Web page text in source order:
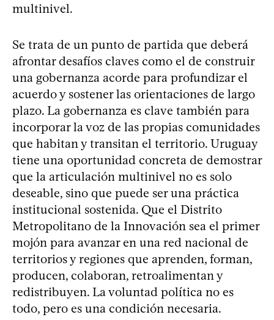
multinivel.
Se trata de un punto de partida que deberá
afrontar desafíos claves como el de construir
una gobernanza acorde para profundizar el
acuerdo y sostener las orientaciones de largo
plazo. La gobernanza es clave también para
incorporar la voz de las propias comunidades
que habitan y transitan el territorio. Uruguay
tiene una oportunidad concreta de demostrar
que la articulación multinivel no es solo
deseable, sino que puede ser una práctica
institucional sostenida. Que el Distrito
Metropolitano de la Innovación sea el primer
mojón para avanzar en una red nacional de
territorios y regiones que aprenden, forman,
producen, colaboran, retroalimentan y
redistribuyen. La voluntad política no es
todo, pero es una condición necesaria.